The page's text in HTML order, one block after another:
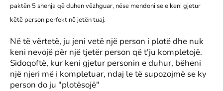
paktën 5 shenja që duhen vëzhguar, nëse mendoni se e keni gjetur
këtë person perfekt në jetën tuaj.
Në të vërtetë, ju jeni vetë një person i plotë dhe nuk
keni nevojë për një tjetër person që t'ju kompletojë.
Sidoqoftë, kur keni gjetur personin e duhur, bëheni
një njeri më i kompletuar, ndaj le të supozojmë se ky
person do ju "plotësojë"